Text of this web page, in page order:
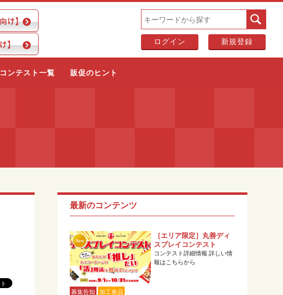
ログイン 新規登録
コンテスト一覧 販促のヒント
最新のコンテンツ
募集告知 加工食品
［エリア限定］丸善ディ
スプレイコンテスト
コンテスト詳細情報 詳しい情
報はこちらから